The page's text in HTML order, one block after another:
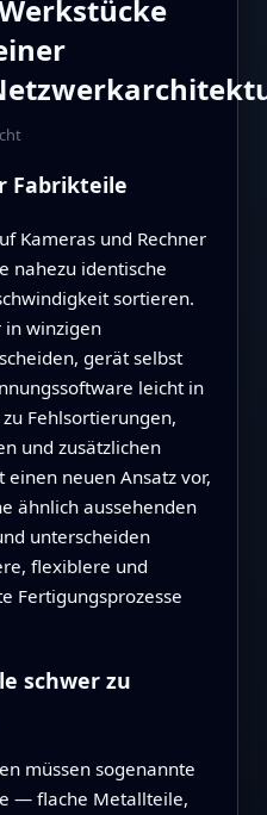
Fabrikteile
Kameras und Rechner
nahezu identische
sortieren.
in winzigen
gerät selbst
leicht in
Fehl­sortierungen,
und zusätzlichen
einen neuen Ansatz vor,
ähnlich aussehenden
unterscheiden
flexiblere und
Fertigungsprozesse
schwer zu
müssen sogenannte
— flache Metallteile,